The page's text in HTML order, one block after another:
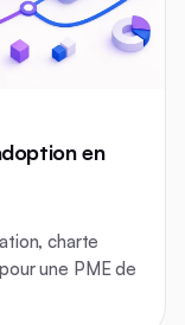
en
charte
une PME de